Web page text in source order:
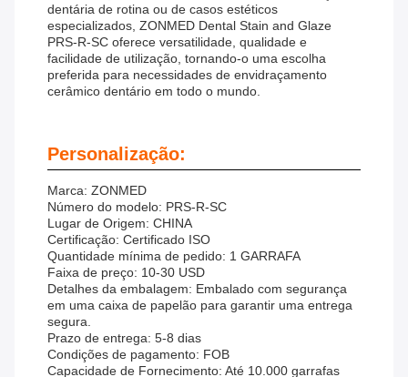
dentária de rotina ou de casos estéticos
especializados, ZONMED Dental Stain and Glaze
PRS-R-SC oferece versatilidade, qualidade e
facilidade de utilização, tornando-o uma escolha
preferida para necessidades de envidraçamento
cerâmico dentário em todo o mundo.
Personalização:
Marca: ZONMED
Número do modelo: PRS-R-SC
Lugar de Origem: CHINA
Certificação: Certificado ISO
Quantidade mínima de pedido: 1 GARRAFA
Faixa de preço: 10-30 USD
Detalhes da embalagem: Embalado com segurança
em uma caixa de papelão para garantir uma entrega
segura.
Prazo de entrega: 5-8 dias
Condições de pagamento: FOB
Capacidade de Fornecimento: Até 10.000 garrafas